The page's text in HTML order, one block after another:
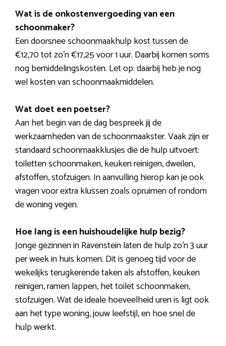
Wat is de onkostenvergoeding van een
schoonmaker?
Een doorsnee schoonmaakhulp kost tussen de
€12,70 tot zo’n €17,25 voor 1 uur. Daarbij komen soms
nog bemiddelingskosten. Let op: daarbij heb je nog
wel kosten van schoonmaakmiddelen.
Wat doet een poetser?
Aan het begin van de dag bespreek jij de
werkzaamheden van de schoonmaakster. Vaak zijn er
standaard schoonmaakklusjes die de hulp uitvoert:
toiletten schoonmaken, keuken reinigen, dweilen,
afstoffen, stofzuigen. In aanvulling hierop kan je ook
vragen voor extra klussen zoals opruimen of rondom
de woning vegen.
Hoe lang is een huishoudelijke hulp bezig?
Jonge gezinnen in Ravenstein laten de hulp zo’n 3 uur
per week in huis komen. Dit is genoeg tijd voor de
wekelijks terugkerende taken als afstoffen, keuken
reinigen, ramen lappen, het toilet schoonmaken,
stofzuigen. Wat de ideale hoeveelheid uren is ligt ook
aan het type woning, jouw leefstijl, en hoe snel de
hulp werkt.